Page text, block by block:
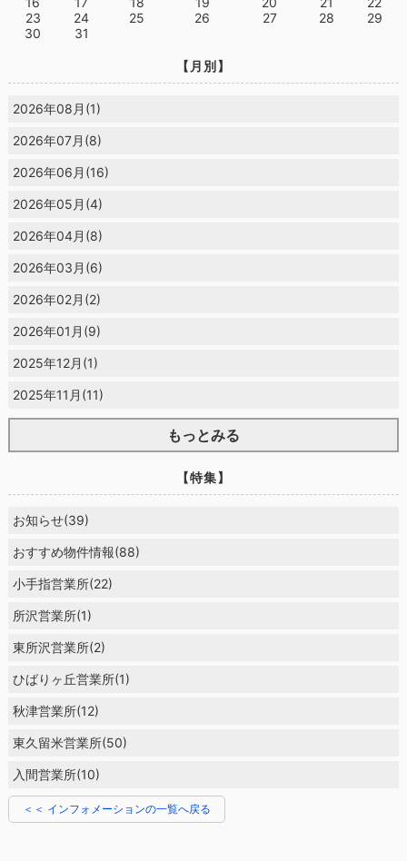
23
24 25 26 27 28
29
30
31
【月別】
2026年08月(1)
2026年07月(8)
2026年06月(16)
2026年05月(4)
2026年04月(8)
2026年03月(6)
2026年02月(2)
2026年01月(9)
2025年12月(1)
2025年11月(11)
もっとみる
【特集】
お知らせ(39)
おすすめ物件情報(88)
小手指営業所(22)
所沢営業所(1)
東所沢営業所(2)
ひばりヶ丘営業所(1)
秋津営業所(12)
東久留米営業所(50)
入間営業所(10)
＜＜ インフォメーションの一覧へ戻る